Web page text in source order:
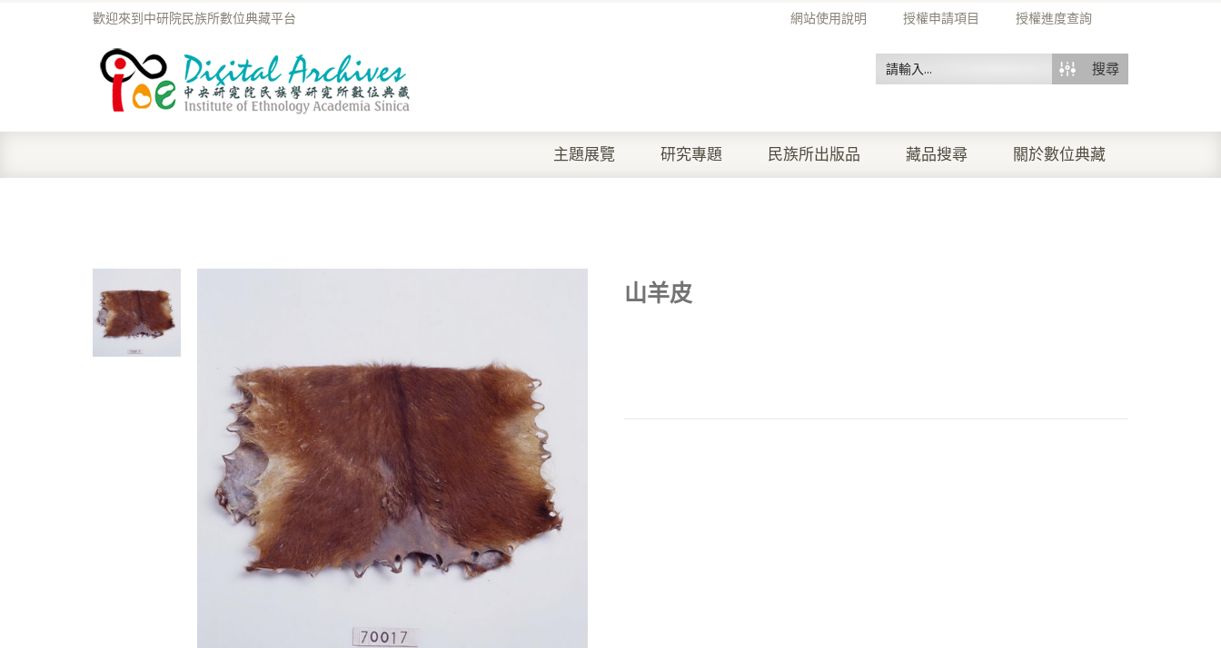
網站使用說明 授權申請項目 授權進度查詢
歡迎來到中研院民族所數位典藏平台
搜尋
主題展覽 研究專題 民族所出版品 藏品搜尋 關於數位典藏
山羊皮